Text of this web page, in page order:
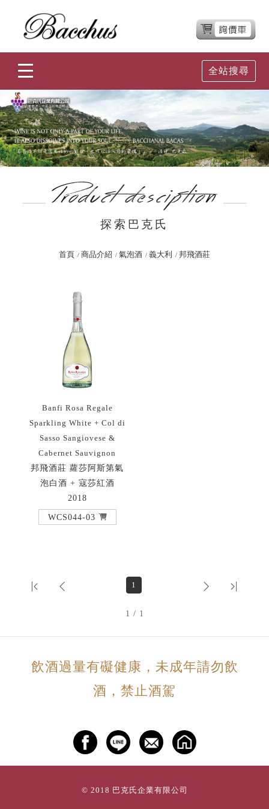
全站搜尋
探索巴克氏
首頁 商品介紹 氣泡酒 義大利 邦飛酒莊
Banfi Rosa Regale
Sparkling White + Col di
Sasso Sangiovese &
Cabernet Sauvignon
邦飛酒莊 蘿莎阿斯第氣
泡白酒 + 寇莎紅酒
2018
WCS044-03
1
1 / 1
飲酒過量有礙健康，未成年請勿飲
酒，禁止酒駕
© 2018 巴克氏企業有限公司